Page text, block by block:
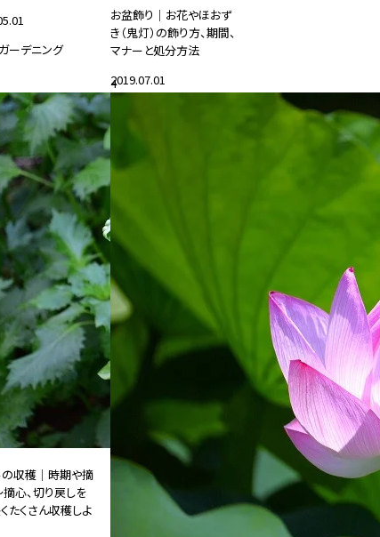
ーデニング
お盆飾り｜お花やほおず
き（鬼灯）の飾り方、期間、
マナーと処分方法
2019.07.01
の収穫｜時期や摘
心、切り戻しを
たくさん収穫しよ
4